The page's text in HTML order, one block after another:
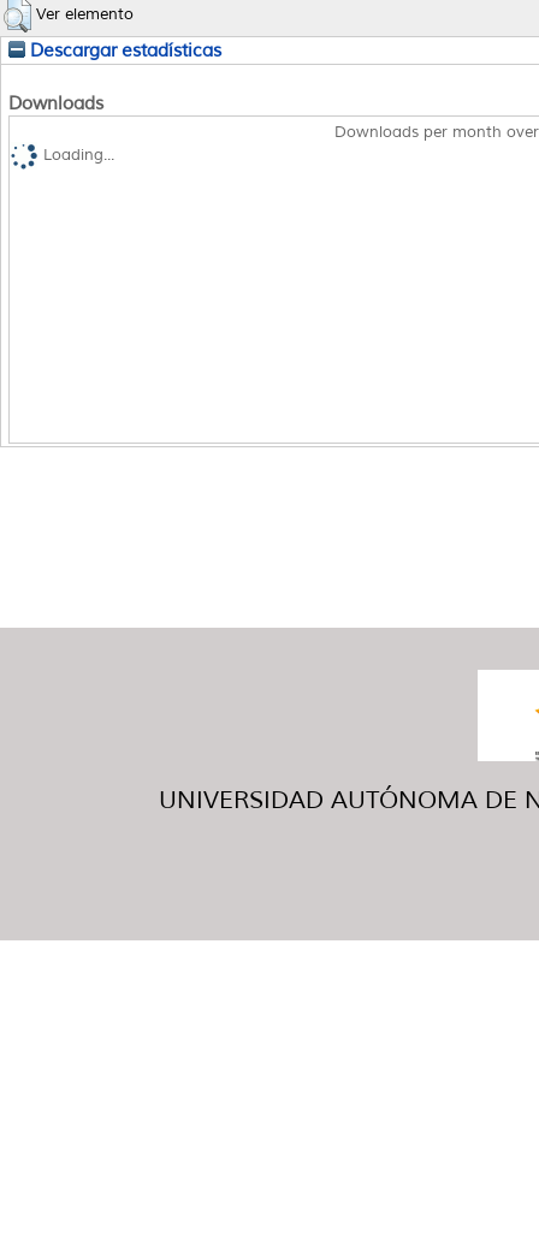
Ver elemento
Descargar estadísticas
Downloads
Downloads per month
Loading...
UNIVERSIDAD AUTÓNOMA DE